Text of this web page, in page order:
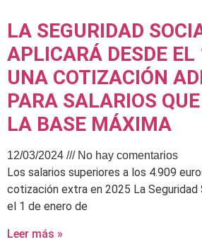
LA SEGURIDAD
APLICARÁ DESDE EL
UNA COTIZACIÓN
PARA SALARIOS
LA BASE MÁXIMA
12/03/2024 No hay comentarios
Los salarios superiores a los 4.909
cotización extra en 2025 La Seguridad
el 1 de enero de
Leer más »